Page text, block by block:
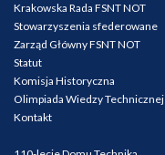
Krakowska Rada FSNT NOT
Stowarzyszenia sfederowane
Zarząd Główny FSNT NOT
Statut
Komisja Historyczna
Olimpiada Wiedzy Technicznej
Kontakt